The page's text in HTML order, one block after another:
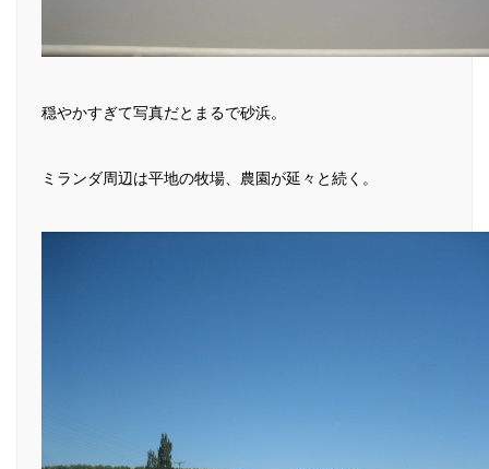
穏やかすぎて写真だとまるで砂浜。
ミランダ周辺は平地の牧場、農園が延々と続く。